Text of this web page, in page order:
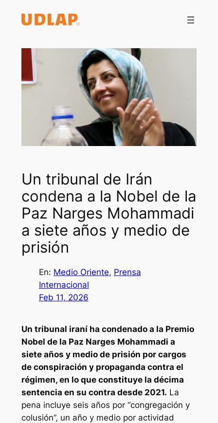
Un tribunal de Irán
condena a la Nobel de la
Paz Narges Mohammadi
a siete años y medio de
prisión
En: Medio Oriente, Prensa
Internacional
Feb 11, 2026
Un tribunal iraní ha condenado a la Premio
Nobel de la Paz Narges Mohammadi a
siete años y medio de prisión por cargos
de conspiración y propaganda contra el
régimen, en lo que constituye la décima
sentencia en su contra desde 2021. La
pena incluye seis años por “congregación y
colusión”, un año y medio por actividad